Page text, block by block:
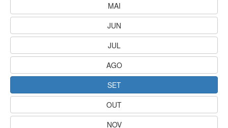
MAI
JUN
JUL
AGO
SET
OUT
NOV